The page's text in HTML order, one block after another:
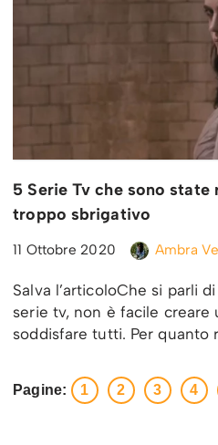
5 Serie Tv che sono
troppo sbrigativo
11 Ottobre 2020 Ambra
Salva l’articoloChe si parli
serie tv, non è facile creare
soddisfare tutti. Per quanto
Pagine: 1 2 3 4